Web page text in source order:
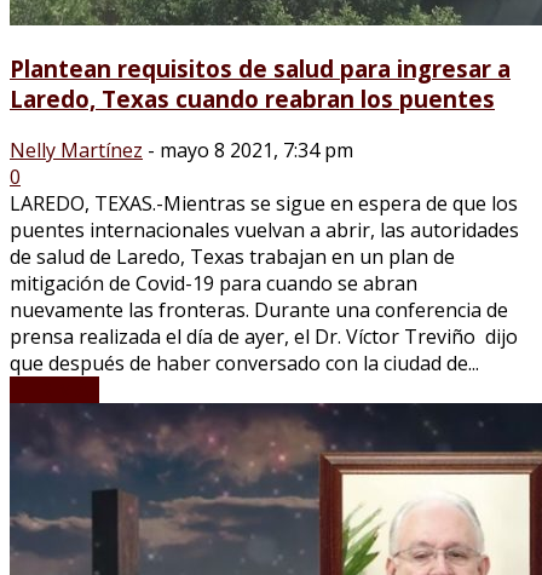
Plantean requisitos de salud para ingresar a
Laredo, Texas cuando reabran los puentes
Nelly Martínez - mayo 8 2021, 7:34 pm
0
LAREDO, TEXAS.-Mientras se sigue en espera de que los
puentes internacionales vuelvan a abrir, las autoridades
de salud de Laredo, Texas trabajan en un plan de
mitigación de Covid-19 para cuando se abran
nuevamente las fronteras. Durante una conferencia de
prensa realizada el día de ayer, el Dr. Víctor Treviño dijo
que después de haber conversado con la ciudad de...